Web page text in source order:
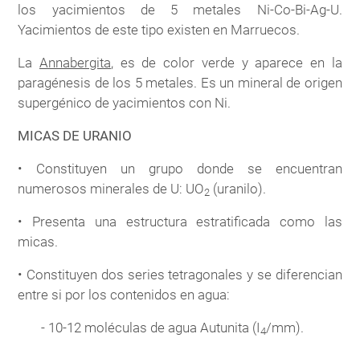
los yacimientos de 5 metales Ni-Co-Bi-Ag-U.
Yacimientos de este tipo existen en Marruecos.
La Annabergita, es de color verde y aparece en la
paragénesis de los 5 metales. Es un mineral de origen
supergénico de yacimientos con Ni.
MICAS DE URANIO
• Constituyen un grupo donde se encuentran
numerosos minerales de U: UO2 (uranilo).
• Presenta una estructura estratificada como las
micas.
• Constituyen dos series tetragonales y se diferencian
entre si por los contenidos en agua:
- 10-12 moléculas de agua Autunita (I4/mm).